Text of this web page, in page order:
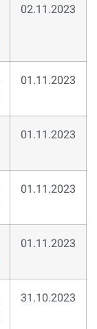
02.11.2023
01.11.2023
01.11.2023
01.11.2023
01.11.2023
31.10.2023